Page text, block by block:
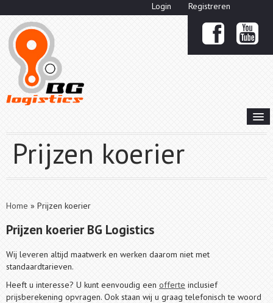
Login Registreren
 
HOME
OVER ONS
KOERIERSDIENSTEN

OFFERTE
CONTACT
Prijzen koerier
Home » Prijzen koerier
Prijzen koerier BG Logistics
Wij leveren altijd maatwerk en werken daarom niet met
standaardtarieven.
Heeft u interesse? U kunt eenvoudig een offerte inclusief
prijsberekening opvragen. Ook staan wij u graag telefonisch te woord